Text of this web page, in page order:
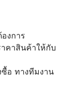
งการ
คาสินค้าให้กับ
อ ทางทีมงาน